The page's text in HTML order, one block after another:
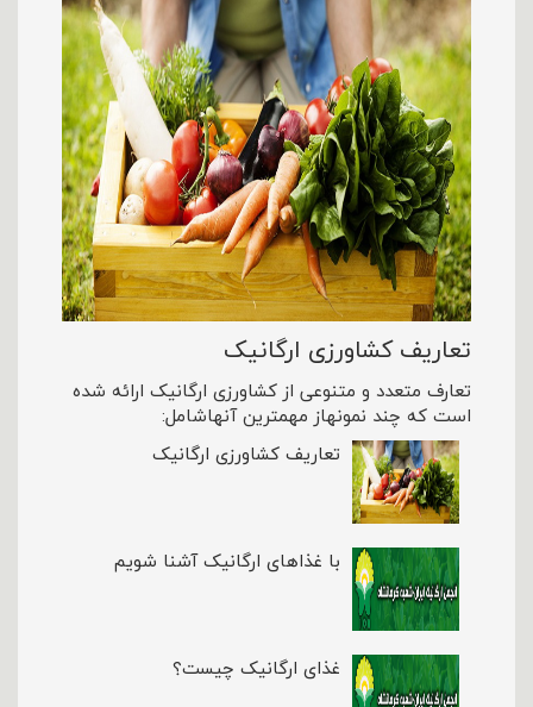
تعاریف کشاورزی ارگانیک
تعارف متعدد و متنوعی از کشاورزی ارگانیک ارائه شده
است که چند نمونهاز مهمترین آنهاشامل:
تعاریف کشاورزی ارگانیک
با غذاهای ارگانیک آشنا شویم
غذای ارگانیک چیست؟